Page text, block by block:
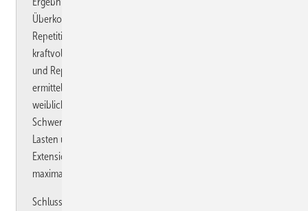
Überkopfarbeit, maximale Kraftaufwendung der Hände,
Repetition, Extension- und Reflexionshaltung der Hand,
kraftvolle Drehung sowie die Kombination von Maximalkraft
und Repetition als signifikante krankheitsassoziierte Faktoren
ermittelt werden. Krankheitsassoziierte Faktoren bei den
weiblichen Patienten waren die subjektive Einschätzung der
Schwere der Handbelastung, das Bewegen und Heben von
Lasten über 5 kg, PC-Arbeit, maximale Kraftaufwendung,
Extensionshaltung der Hand und die Kombination aus
maximaler Kraftaufwendung und Repetition.
Schlussfolgerungen: Unsere Untersuchungen bestätigten